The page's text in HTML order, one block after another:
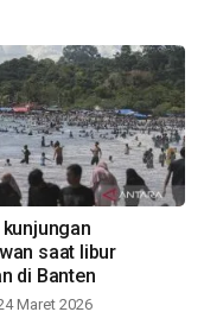
saat libur
di Banten
Maret 2026